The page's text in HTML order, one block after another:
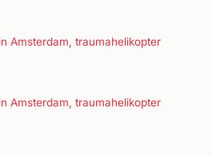
Amsterdam, traumahelikopter
Amsterdam, traumahelikopter